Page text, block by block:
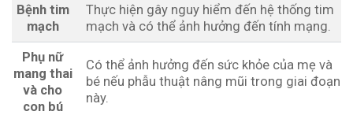
Bệnh tim
mạch
Thực hiện gây nguy hiểm đến hệ thống tim
mạch và có thể ảnh hưởng đến tính mạng.
Phụ nữ
mang thai
và cho
con bú
Có thể ảnh hưởng đến sức khỏe của mẹ và
bé nếu phẫu thuật nâng mũi trong giai đoạn
này.